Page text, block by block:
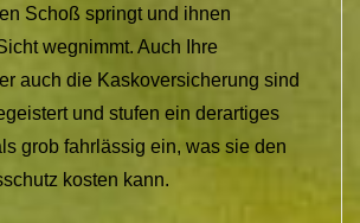
Schoß springt und ihnen
wegnimmt. Auch Ihre
auch die Kaskoversicherung sind
und stufen ein derartiges
grob fahrlässig ein, was sie den
kosten kann.